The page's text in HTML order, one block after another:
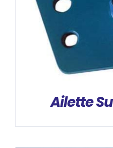
Ailette